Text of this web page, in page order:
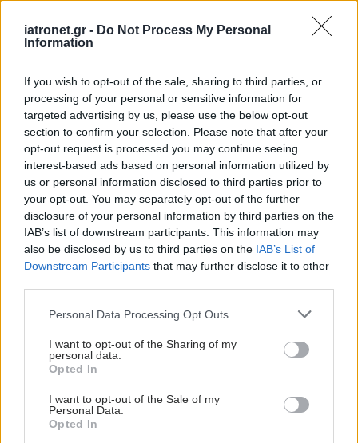
iatronet.gr - Do Not Process My Personal
Information
If you wish to opt-out of the sale, sharing to third parties, or
processing of your personal or sensitive information for
targeted advertising by us, please use the below opt-out
section to confirm your selection. Please note that after your
opt-out request is processed you may continue seeing
interest-based ads based on personal information utilized by
us or personal information disclosed to third parties prior to
your opt-out. You may separately opt-out of the further
disclosure of your personal information by third parties on the
IAB’s list of downstream participants. This information may
also be disclosed by us to third parties on the IAB’s List of
Downstream Participants that may further disclose it to other
Please note that this website/app uses one or more Google
not limited to your visit or usage behaviour. You may click to
grant or deny consent to Google and its third-party tags to
use your data for below specified purposes in below Google
consent section.
Personal Data Processing Opt Outs
I want to opt-out of the Sharing of my
personal data.
Opted In
I want to opt-out of the Sale of my
Personal Data.
Opted In
θρόμβους
Επιτυχής αντιμετώπιση
μαζικής πνευμονικής
εμβολής με μηχανική
θρομβεκτομή
Η θρομβεκτομή μπορεί
να είναι αποτελεσματική
και σε αποφράξεις
μεσαίων εγκεφαλικών
αρτηριών (Μελέτη)
θρομβώσεων και
παχύσαρκους με